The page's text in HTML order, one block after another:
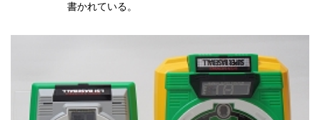
書かれている。